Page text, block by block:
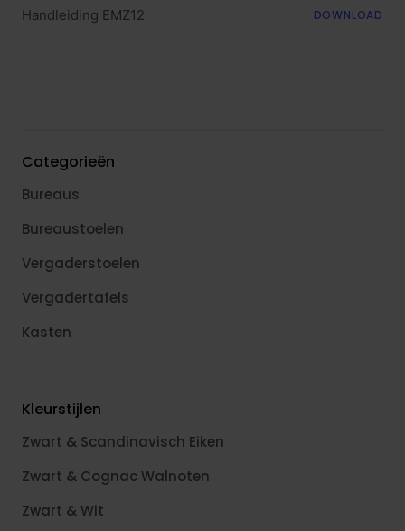
Handleiding EMZ12 DOWNLOAD
Categorieën
Bureaus
Bureaustoelen
Vergaderstoelen
Vergadertafels
Kasten
Kleurstijlen
Zwart & Scandinavisch Eiken
Zwart & Cognac Walnoten
Zwart & Wit